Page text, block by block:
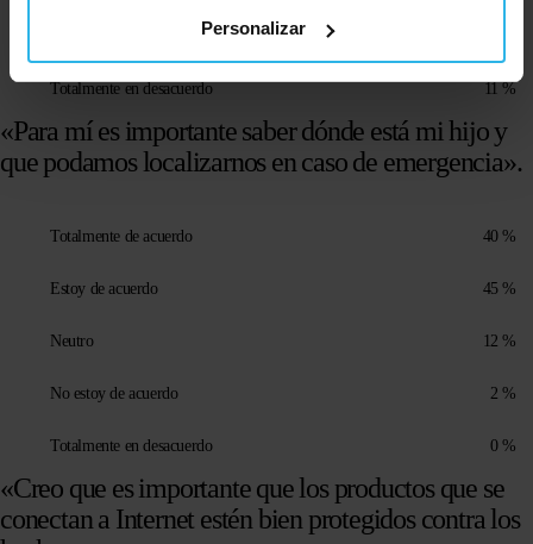
Personalizar
Totalmente en desacuerdo 11 %
«Para mí es importante saber dónde está mi hijo y
que podamos localizarnos en caso de emergencia».
Totalmente de acuerdo 40 %
Estoy de acuerdo 45 %
Neutro 12 %
No estoy de acuerdo 2 %
Totalmente en desacuerdo 0 %
«Creo que es importante que los productos que se
conectan a Internet estén bien protegidos contra los